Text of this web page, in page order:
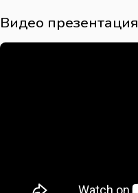
Видео презентация